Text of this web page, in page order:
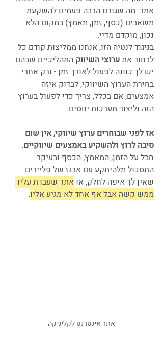
אתר. מה שגורם הרבה פעמים להשקעת
משאבים (כסף, זמן, מאמץ) במקום הלא
נכון, מוקדם מדיי.
בניגוד לנטיה הזו, אנחנו ממליצות קודם כל
לבחור את ערוצי השיווק התהליכיים שבהם
יש לך כוונה לפעול לאורך זמן - ורק אחרי
בחירת הערוץ השיווקי, לבדוק איזה
אמצעים, אם בכלל, צריך כדי לפעול בערוץ
הזה וליצור מערכות יחסים.
אז לפני שבוחרים ערוץ שיווקי, אין שום
סיבה לרוץ ולהשקיע באמצעים שיווקיים.
חבל על הזמן, המאמץ, הכסף ובעיקר
התסכול מלהיתקע עם ארגז של פליירים
שאין לך איפה לחלק, או אתר שעבדת עליו
ממש קשה אבל אף אחד לא מגיע אליו.
אתר אינטרנט לקליניקה